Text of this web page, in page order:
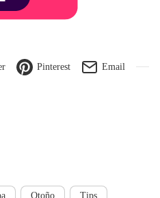
Pinterest Email
Otoño Tips